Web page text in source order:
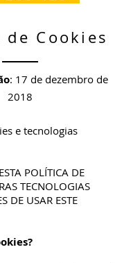
Cookies
: 17 de dezembro de
2018
e tecnologias
POLÍTICA DE
TECNOLOGIAS
DE USAR ESTE